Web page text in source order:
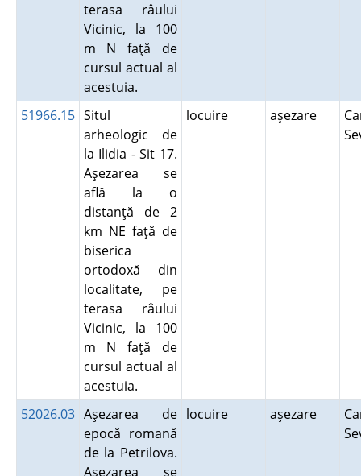
terasa râului
Vicinic, la 100
m N faţă de
cursul actual al
acestuia.
51966.15 Situl
arheologic de
la Ilidia - Sit 17.
Aşezarea se
află la o
distanţă de 2
km NE faţă de
biserica
ortodoxă din
localitate, pe
terasa râului
Vicinic, la 100
m N faţă de
cursul actual al
acestuia.
locuire aşezare
52026.03 Aşezarea de
epocă romană
de la Petrilova.
Aşezarea se
locuire aşezare